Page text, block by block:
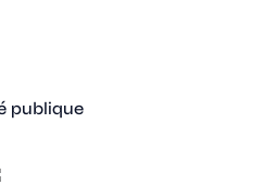
publique